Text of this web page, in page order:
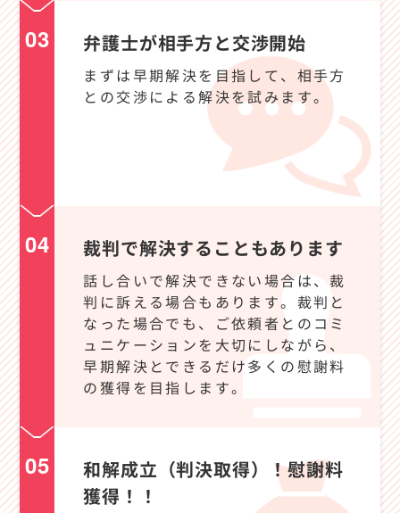
弁護士が相手方と交渉開始
まずは早期解決を目指して、相手方
との交渉による解決を試みます。
03
裁判で解決することもあります
話し合いで解決できない場合は、裁
判に訴える場合もあります。裁判と
なった場合でも、ご依頼者とのコミ
ュニケーションを大切にしながら、
早期解決とできるだけ多くの慰謝料
の獲得を目指します。
04
和解成立（判決取得）！慰謝料
獲得！！
05